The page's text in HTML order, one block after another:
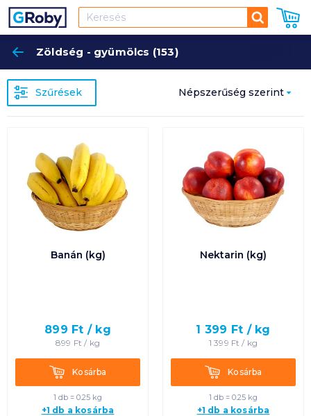
Keresés
Zöldség - gyümölcs (153)
Szűrések Népszerűség szerint
Ár szerint növekvő
Ár szerint csökkenő
növekvő
Termék neve A-Z
Termék neve Z-A
Banán (kg)
899 Ft / kg
899 Ft / kg
KosárbaKosárba
1 db = 0.25 kg
+1 db a kosárba
Nektarin (kg)
1 399 Ft / kg
1 399 Ft / kg
KosárbaKosárba
1 db = 0.25 kg
+1 db a kosárba